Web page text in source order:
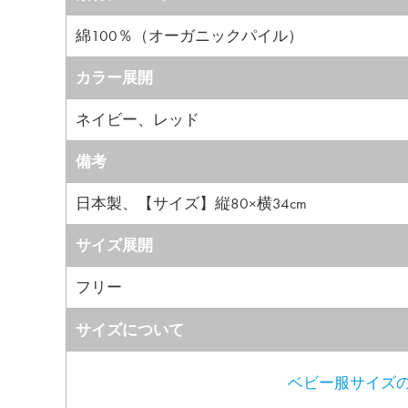
綿100％（オーガニックパイル）
カラー展開
ネイビー、レッド
備考
日本製、【サイズ】縦80×横34cm
サイズ展開
フリー
サイズについて
ベビー服サイズ